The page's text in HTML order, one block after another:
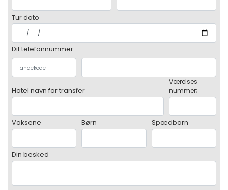
Tur dato
Dit telefonnummer
Hotel navn for transfer
Værelses
nummer;
Voksene Børn Spædbarn
Din besked